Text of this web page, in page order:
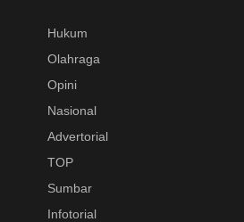
Hukum
Olahraga
Opini
Nasional
Advertorial
TOP
Sumbar
Infotorial